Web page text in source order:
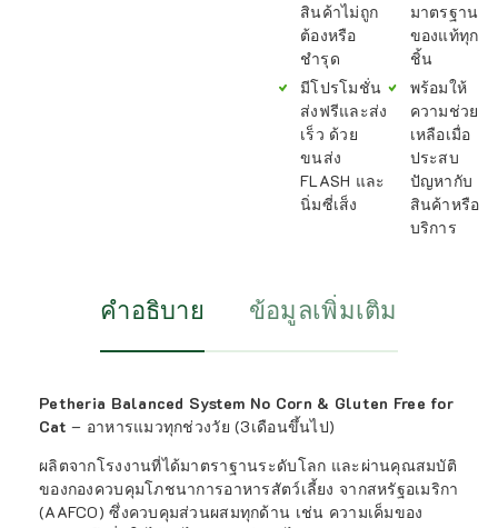
สินค้าไม่ถูก
ต้องหรือ
ชำรุด
มีโปรโมชั่น
ส่งฟรีและส่ง
เร็ว ด้วย
ขนส่ง
FLASH และ
นิ่มซี่เส็ง
มาตรฐาน
ของแท้ทุก
ชิ้น
พร้อมให้
ความช่วย
เหลือเมื่อ
ประสบ
ปัญหากับ
สินค้าหรือ
บริการ
คำอธิบาย ข้อมูลเพิ่มเติม
Petheria Balanced System No Corn & Gluten Free for
Cat – อาหารแมวทุกช่วงวัย (3เดือนขึ้นไป)
ผลิตจากโรงงานที่ได้มาตราฐานระดับโลก และผ่านคุณสมบัติ
ของกองควบคุมโภชนาการอาหารสัตว์เลี้ยง จากสหรัฐอเมริกา
(AAFCO) ซึ่งควบคุมส่วนผสมทุกด้าน เช่น ความเค็มของ